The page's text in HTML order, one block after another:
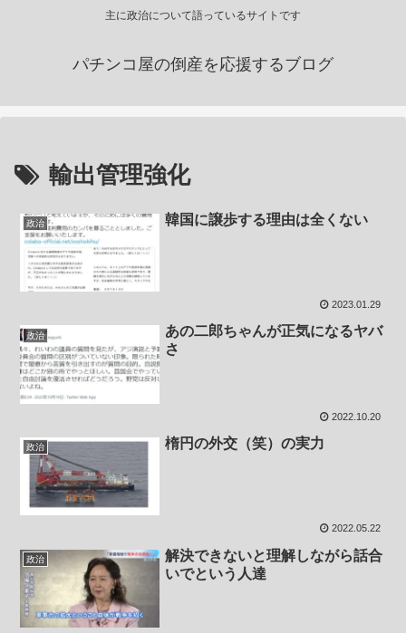
主に政治について語っているサイトです
パチンコ屋の倒産を応援するブログ
輸出管理強化
政治 韓国に譲歩する理由は全くない
2023.01.29
政治
あの二郎ちゃんが正気になるヤバ
さ
2022.10.20
政治 楕円の外交（笑）の実力
2022.05.22
政治
解決できないと理解しながら話合
いでという人達